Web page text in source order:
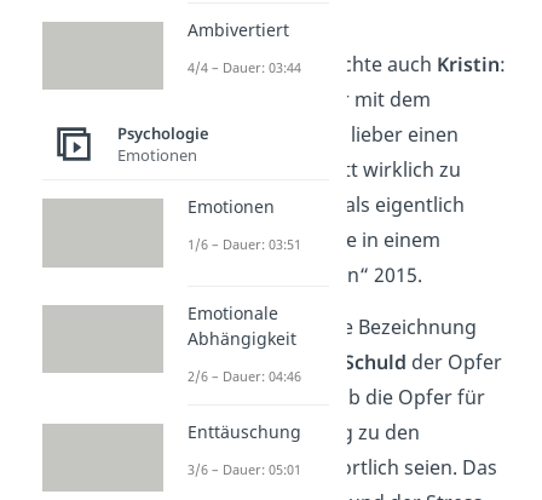
Diese Erfahrung machte auch Kristin:
„[M]an [drückte] mir mit dem
Stockholm-Syndrom lieber einen
Stempel
auf […], statt wirklich zu
verstehen, was damals eigentlich
passierte“, erzählt sie in einem
Interview mit „Norran“ 2015.
Außerdem deutet die Bezeichnung
Schuld der Opfer
hin. Es wirkt so, als ob die Opfer für
ihre positive Bindung zu den
Entführern verantwortlich seien. Das
Ambivertiert
4/4 – Dauer: 03:44
Psychologie
Emotionen
Emotionen
1/6 – Dauer: 03:51
Emotionale
Abhängigkeit
2/6 – Dauer: 04:46
Enttäuschung
3/6 – Dauer: 05:01